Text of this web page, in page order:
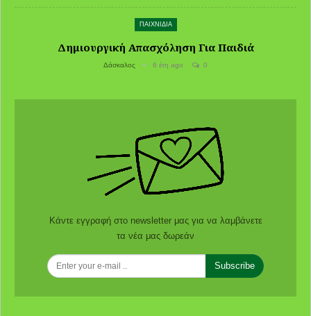
ΠΑΙΧΝΙΔΙΑ
Δημιουργική Απασχόληση Για Παιδιά
Δάσκαλος 6 έτη ago 0
Κάντε εγγραφή στο newsletter μας για να λαμβάνετε
τα νέα μας δωρεάν
Subscribe